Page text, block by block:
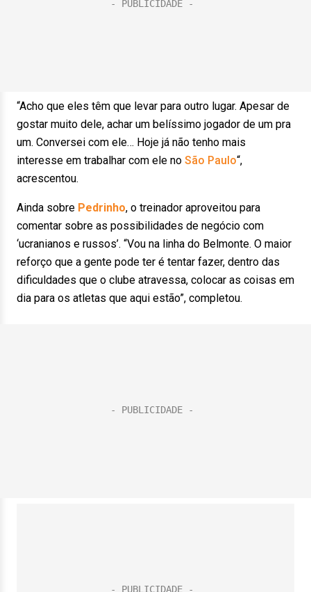
“Acho que eles têm que levar para outro lugar. Apesar de
gostar muito dele, achar um belíssimo jogador de um pra
um. Conversei com ele… Hoje já não tenho mais
interesse em trabalhar com ele no São Paulo“,
acrescentou.
Ainda sobre Pedrinho, o treinador aproveitou para
comentar sobre as possibilidades de negócio com
‘ucranianos e russos’. “Vou na linha do Belmonte. O maior
reforço que a gente pode ter é tentar fazer, dentro das
dificuldades que o clube atravessa, colocar as coisas em
dia para os atletas que aqui estão”, completou.